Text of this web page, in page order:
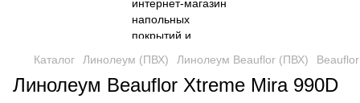
Каталог Линолеум (ПВХ) Линолеум Beauflor (ПВХ)
Линолеум Beauflor Xtreme Mira 990D